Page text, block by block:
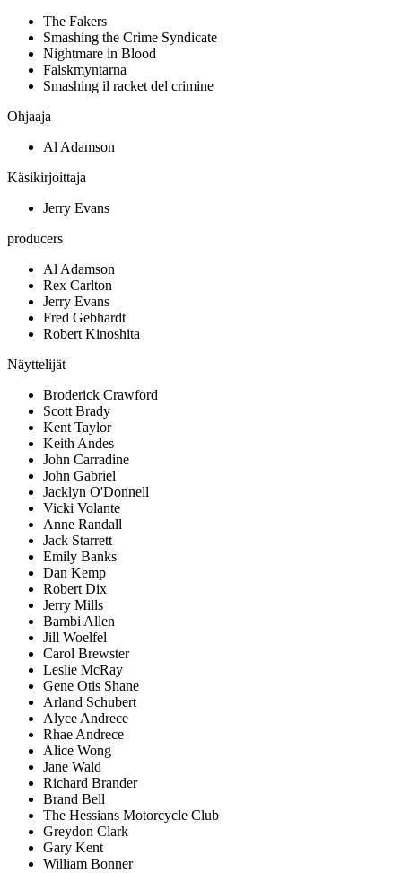
The Fakers
Smashing the Crime Syndicate
Nightmare in Blood
Falskmyntarna
Smashing il racket del crimine
Ohjaaja
Al Adamson
Käsikirjoittaja
Jerry Evans
producers
Al Adamson
Rex Carlton
Jerry Evans
Fred Gebhardt
Robert Kinoshita
Näyttelijät
Broderick Crawford
Scott Brady
Kent Taylor
Keith Andes
John Carradine
John Gabriel
Jacklyn O'Donnell
Vicki Volante
Anne Randall
Jack Starrett
Emily Banks
Dan Kemp
Robert Dix
Jerry Mills
Bambi Allen
Jill Woelfel
Carol Brewster
Leslie McRay
Gene Otis Shane
Arland Schubert
Alyce Andrece
Rhae Andrece
Alice Wong
Jane Wald
Richard Brander
Brand Bell
The Hessians Motorcycle Club
Greydon Clark
Gary Kent
William Bonner